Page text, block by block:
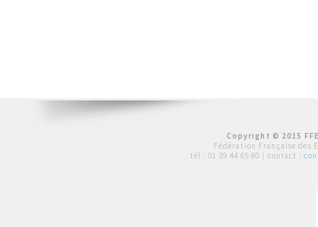
Copyright © 2015
Fédération Française des
tél : 01 39 44 65 80 | contact :